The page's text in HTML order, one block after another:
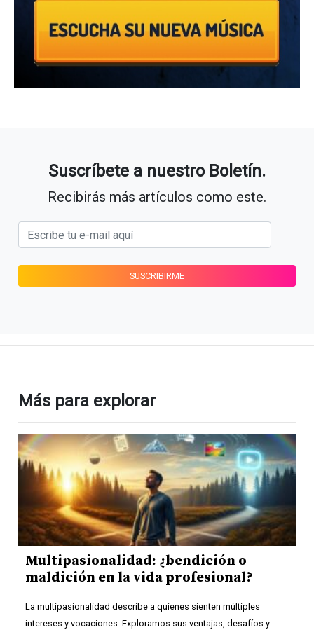
Suscríbete a nuestro Boletín.
Recibirás más artículos como este.
Más para explorar
Multipasionalidad: ¿bendición o
maldición en la vida profesional?
La multipasionalidad describe a quienes sienten múltiples
intereses y vocaciones. Exploramos sus ventajas, desafíos y